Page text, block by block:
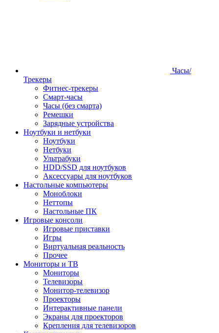
Часы/
Трекеры
Фитнес-трекеры
Смарт-часы
Часы (без смарта)
Ремешки
Зарядные устройства
Ноутбуки и нетбуки
Ноутбуки
Нетбуки
Ультрабуки
HDD/SSD для ноутбуков
Аксессуары для ноутбуков
Настольные компьютеры
Моноблоки
Неттопы
Настольные ПК
Игровые консоли
Игровые приставки
Игры
Виртуальная реальность
Прочее
Мониторы и ТВ
Мониторы
Телевизоры
Монитор-телевизор
Проекторы
Интерактивные панели
Экраны для проекторов
Крепления для телевизоров